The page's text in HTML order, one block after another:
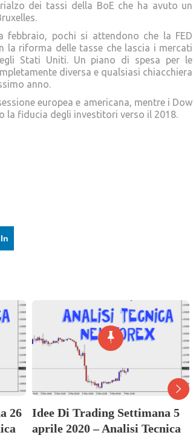
dei tassi della BoE che ha avuto un
febbraio, pochi si attendono che la FED
la riforma delle tasse che lascia i mercati
Stati Uniti. Un piano di spesa per le
diversa e qualsiasi chiacchiera
anno.
europea e americana, mentre i Dow
la fiducia degli investitori verso il 2018.
26
Idee Di Trading Settimana 5
aprile 2020 – Analisi Tecnica